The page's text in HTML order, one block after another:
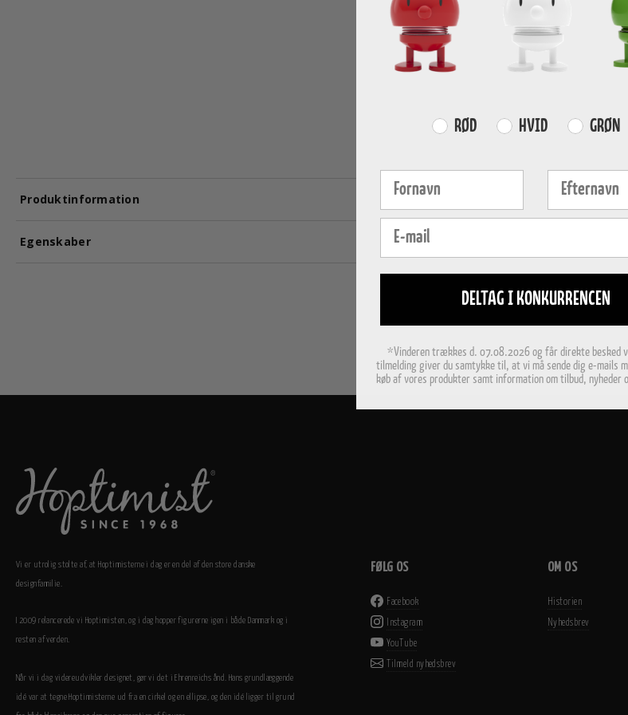
Egenskaber
Produktinformation
Vi er utrolig stolte af, at Hoptimisterne i dag er en del af den store danske
designfamilie.
I 2009 relancerede vi Hoptimisten, og i dag hopper figurerne igen i både Danmark og i
resten af verden.
Når vi i dag videreudvikler designet, gør vi det i Ehrenreichs ånd. Hans grundlæggende
idé var at tegne Hoptimisterne ud fra en cirkel og en ellipse, og den idé ligger til grund
FØLG OS
Facebook
Instagram
YouTube
Tilmeld nyhedsbrev
OM OS
Historien
Nyhedsbrev
Farvevalg
RØD HVID GRØN
Fornavn Efternavn
E-mail
DELTAG I KONKURRENCEN
*Vinderen trækkes d. 07.08.2026 og får direkte besked
tilmelding giver du samtykke til, at vi må sende dig e-mails
køb af vores produkter samt information om tilbud, nyheder